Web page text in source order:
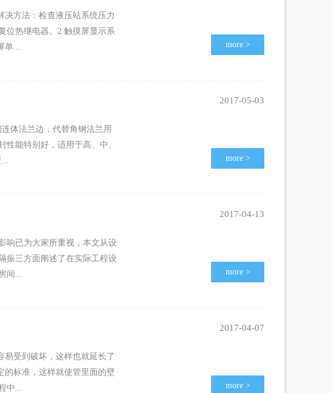
决方法：检查液压站系统压力
位热继电器。2.触摸屏显示系
单...
more >
体法兰边，代替角钢法兰用
能特别好，适用于高、中、
2017-05-03
more >
响已为大家所重视，本文从设
振三方面阐述了在实际工程设
间...
2017-04-13
more >
易受到破坏，这样也就延长了
的标准，这样就使管里面的壁
中...
2017-04-07
more >